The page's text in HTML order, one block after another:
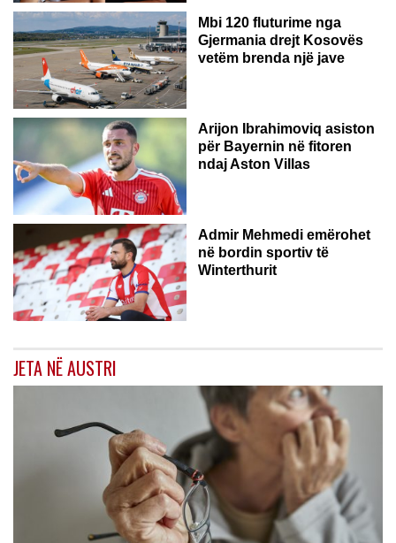
Mbi 120 fluturime nga
Gjermania drejt Kosovës
vetëm brenda një jave
Arijon Ibrahimoviq asiston
për Bayernin në fitoren
ndaj Aston Villas
ZVICËR
Admir Mehmedi emërohet
në bordin sportiv të
Winterthurit
JETA NË AUSTRI